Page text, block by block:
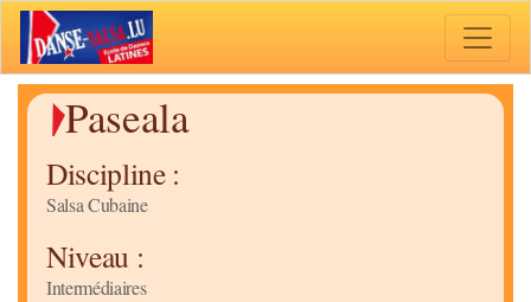
Paseala
Discipline :
Salsa Cubaine
Niveau :
Intermédiaires